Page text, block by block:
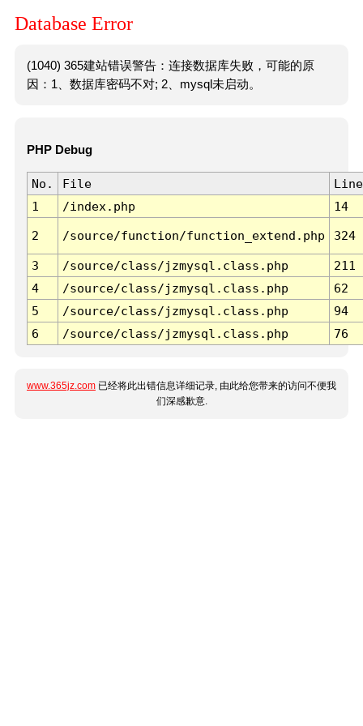
Database Error
(1040) 365建站错误警告：连接数据库失败，可能的原
因：1、数据库密码不对; 2、mysql未启动。
PHP Debug
No. File
Line
1
/index.php 14
2 /source/function/function_extend.php 324
3 /source/class/jzmysql.class.php
211
4
/source/class/jzmysql.class.php
62
5
/source/class/jzmysql.class.php
94
6
/source/class/jzmysql.class.php 76
www.365jz.com 已经将此出错信息详细记录, 由此给您带来的访问不便我
们深感歉意.